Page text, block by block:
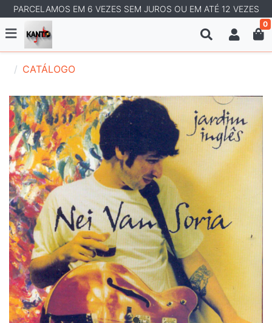
PARCELAMOS EM 6 VEZES SEM JUROS OU EM ATÉ 12 VEZES
0
CATÁLOGO